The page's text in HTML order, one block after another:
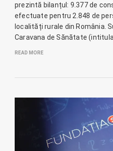
prezintă bilanțul: 9.377 de
efectuate pentru 2.848 de
localități rurale din România.
Caravana de Sănătate
READ MORE